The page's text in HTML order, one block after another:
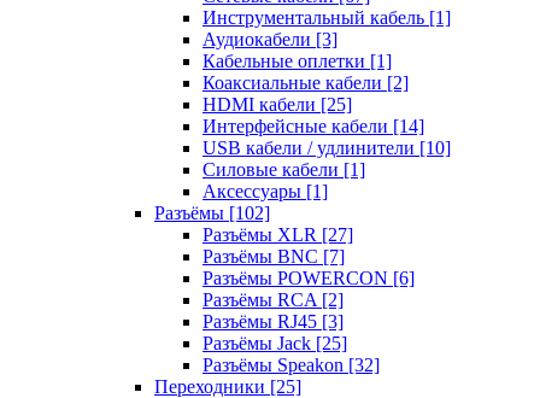
Инструментальный кабель [1]
Аудиокабели [3]
Кабельные оплетки [1]
Коаксиальные кабели [2]
HDMI кабели [25]
Интерфейсные кабели [14]
USB кабели / удлинители [10]
Силовые кабели [1]
Аксессуары [1]
Разъёмы [102]
Разъёмы XLR [27]
Разъёмы BNC [7]
Разъёмы POWERCON [6]
Разъёмы RCA [2]
Разъёмы RJ45 [3]
Разъёмы Jack [25]
Разъёмы Speakon [32]
Переходники [25]